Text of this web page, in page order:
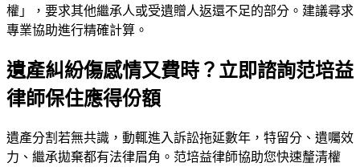
權」，要求其他繼承人或受遺贈人返還不足的部分。建議尋求
專業協助進行精確計算。
遺產糾紛傷感情又費時？立即諮詢范培益
律師保住應得份額
遺產分割若無共識，動輒進入訴訟拖延數年，特留分、遺囑效
力、繼承拋棄都有法律眉角。 范培益律師協助您快速釐清權